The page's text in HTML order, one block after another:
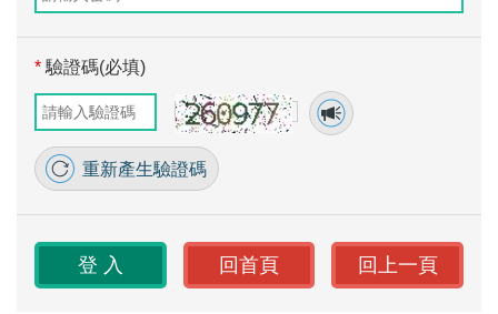
* 驗證碼(必填)
重新產生驗證碼
回首頁 回上一頁